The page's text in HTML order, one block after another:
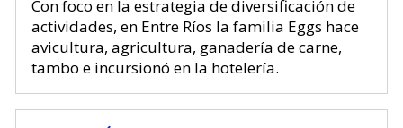
Con foco en la estrategia de diversificación de
actividades, en Entre Ríos la familia Eggs hace
avicultura, agricultura, ganadería de carne,
tambo e incursionó en la hotelería.